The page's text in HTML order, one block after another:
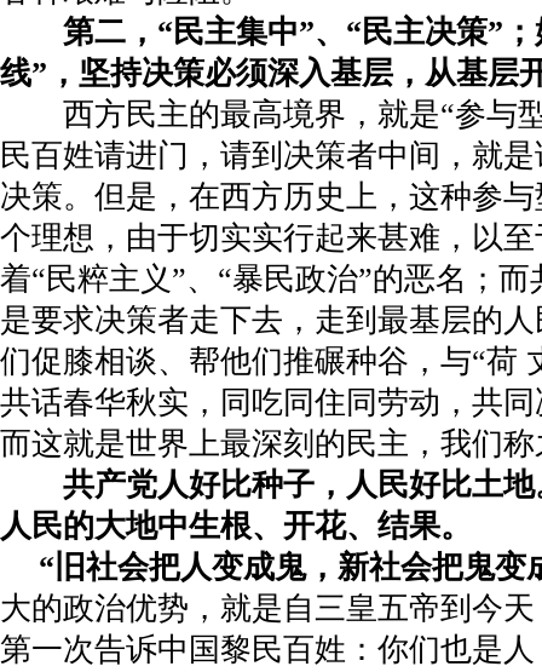
第二，“民主集中”、“民主决策”
线”，坚持决策必须深入基层，从基层
西方民主的最高境界，就是“参与
民百姓请进门，请到决策者中间，就
决策。但是，在西方历史上，这种参
个理想，由于切实实行起来甚难，以
着“民粹主义”、“暴民政治”的恶名；
是要求决策者走下去，走到最基层的
们促膝相谈、帮他们推碾种谷，与“荷
共话春华秋实，同吃同住同劳动，共
而这就是世界上最深刻的民主，我们
共产党人好比种子，人民好比土
人民的大地中生根、开花、结果。
“旧社会把人变成鬼，新社会把鬼变
大的政治优势，就是自三皇五帝到今
第一次告诉中国黎民百姓：你们也是